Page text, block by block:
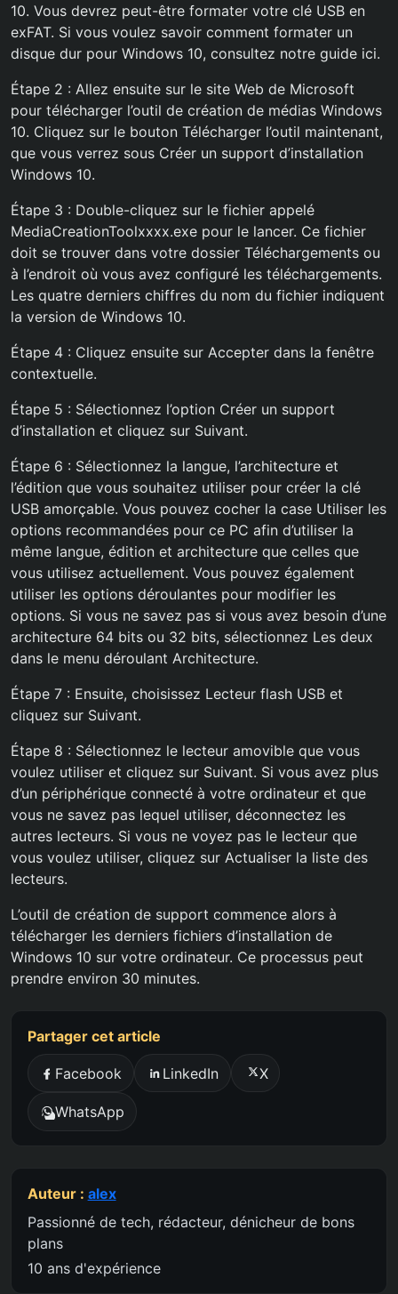
10. Vous devrez peut-être formater votre clé USB en
exFAT. Si vous voulez savoir comment formater un
disque dur pour Windows 10, consultez notre guide ici.
Étape 2 : Allez ensuite sur le site Web de Microsoft
pour télécharger l’outil de création de médias Windows
10. Cliquez sur le bouton Télécharger l’outil maintenant,
que vous verrez sous Créer un support d’installation
Windows 10.
Étape 3 : Double-cliquez sur le fichier appelé
MediaCreationToolxxxx.exe pour le lancer. Ce fichier
doit se trouver dans votre dossier Téléchargements ou
à l’endroit où vous avez configuré les téléchargements.
Les quatre derniers chiffres du nom du fichier indiquent
la version de Windows 10.
Étape 4 : Cliquez ensuite sur Accepter dans la fenêtre
contextuelle.
Étape 5 : Sélectionnez l’option Créer un support
d’installation et cliquez sur Suivant.
Étape 6 : Sélectionnez la langue, l’architecture et
l’édition que vous souhaitez utiliser pour créer la clé
USB amorçable. Vous pouvez cocher la case Utiliser les
options recommandées pour ce PC afin d’utiliser la
même langue, édition et architecture que celles que
vous utilisez actuellement. Vous pouvez également
utiliser les options déroulantes pour modifier les
options. Si vous ne savez pas si vous avez besoin d’une
architecture 64 bits ou 32 bits, sélectionnez Les deux
dans le menu déroulant Architecture.
Étape 7 : Ensuite, choisissez Lecteur flash USB et
cliquez sur Suivant.
Étape 8 : Sélectionnez le lecteur amovible que vous
voulez utiliser et cliquez sur Suivant. Si vous avez plus
d’un périphérique connecté à votre ordinateur et que
vous ne savez pas lequel utiliser, déconnectez les
autres lecteurs. Si vous ne voyez pas le lecteur que
vous voulez utiliser, cliquez sur Actualiser la liste des
lecteurs.
L’outil de création de support commence alors à
télécharger les derniers fichiers d’installation de
Windows 10 sur votre ordinateur. Ce processus peut
prendre environ 30 minutes.
Partager cet article
Facebook LinkedIn X
WhatsApp
Auteur : alex
Passionné de tech, rédacteur, dénicheur de bons
plans
10 ans d'expérience